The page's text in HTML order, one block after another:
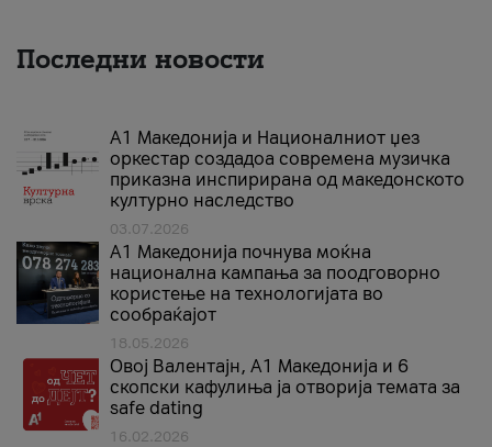
Последни новости
А1 Македонија и Националниот џез
оркестар создадоа современа музичка
приказна инспирирана од македонското
културно наследство
03.07.2026
A1 Македонија почнува моќна
национална кампања за поодговорно
користење на технологијата во
сообраќајот
18.05.2026
Овој Валентајн, A1 Македонија и 6
скопски кафулиња ја отворија темата за
safe dating
16.02.2026